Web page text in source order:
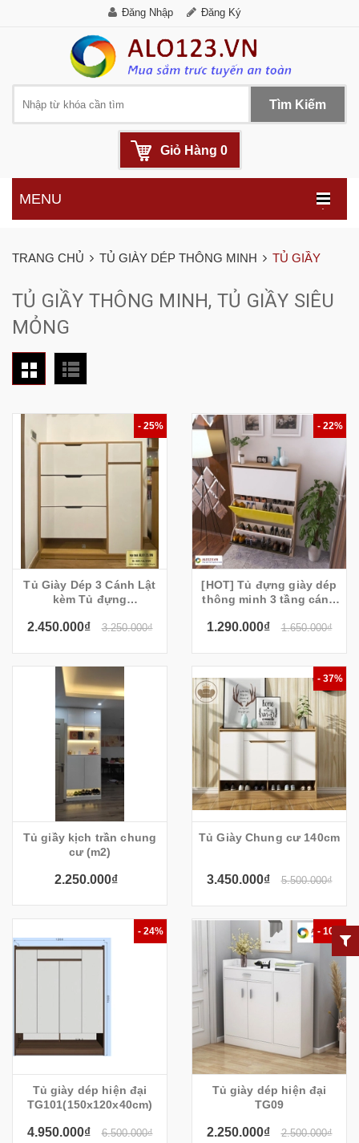
Đăng Nhập Đăng Ký
Tìm Kiếm
Giỏ Hàng 0
.
MENU
TRANG CHỦ TỦ GIÀY DÉP THÔNG MINH TỦ GIẦY
TỦ GIẦY THÔNG MINH, TỦ GIẦY SIÊU
MỎNG
- 25%
Tủ Giày Dép 3 Cánh Lật
kèm Tủ đựng
TGT02
2.450.000₫ 3.250.000₫
- 22%
[HOT] Tủ đựng giày dép
thông minh 3 tầng cánh
1.290.000₫ 1.650.000₫
Tủ giầy kịch trần chung
cư (m2)
2.250.000₫
- 37%
Tủ Giày Chung cư 140cm
3.450.000₫ 5.500.000₫
- 24%
Tủ giày dép hiện đại
TG101(150x120x40cm)
4.950.000₫ 6.500.000₫
- 10%
Tủ giày dép hiện đại
TG09
2.250.000₫ 2.500.000₫